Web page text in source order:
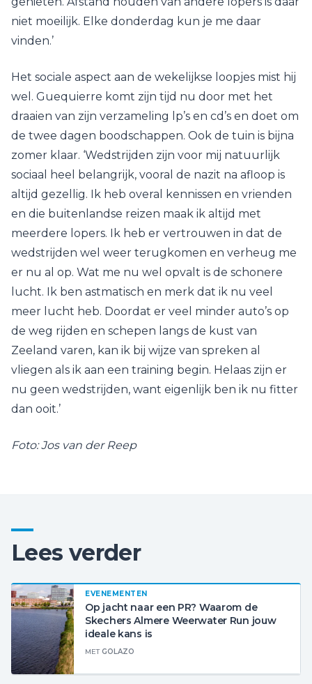
niet moeilijk. Elke donderdag kun je me daar
vinden.’
Het sociale aspect aan de wekelijkse loopjes mist hij
wel. Guequierre komt zijn tijd nu door met het
draaien van zijn verzameling lp’s en cd’s en doet om
de twee dagen boodschappen. Ook de tuin is bijna
zomer klaar. ‘Wedstrijden zijn voor mij natuurlijk
sociaal heel belangrijk, vooral de nazit na afloop is
altijd gezellig. Ik heb overal kennissen en vrienden
en die buitenlandse reizen maak ik altijd met
meerdere lopers. Ik heb er vertrouwen in dat de
wedstrijden wel weer terugkomen en verheug me
er nu al op. Wat me nu wel opvalt is de schonere
lucht. Ik ben astmatisch en merk dat ik nu veel
meer lucht heb. Doordat er veel minder auto’s op
de weg rijden en schepen langs de kust van
Zeeland varen, kan ik bij wijze van spreken al
vliegen als ik aan een training begin. Helaas zijn er
nu geen wedstrijden, want eigenlijk ben ik nu fitter
dan ooit.’
Foto: Jos van der Reep
Lees verder
EVENEMENTEN
Op jacht naar een PR? Waarom de
Skechers Almere Weerwater Run jouw
ideale kans is
METGOLAZO